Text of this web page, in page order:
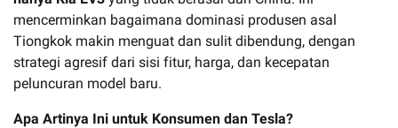
mencerminkan bagaimana dominasi produsen asal
Tiongkok makin menguat dan sulit dibendung, dengan
strategi agresif dari sisi fitur, harga, dan kecepatan
peluncuran model baru.
Apa Artinya Ini untuk Konsumen dan Tesla?